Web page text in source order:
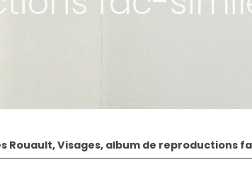
Rouault, Visages, album de reproductions